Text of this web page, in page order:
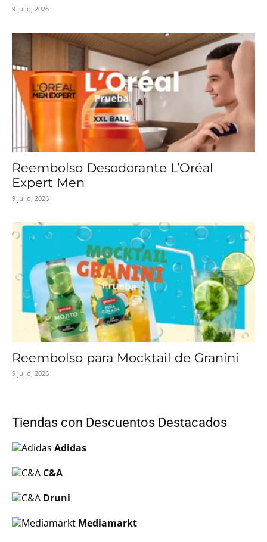
9 julio, 2026
Reembolso Desodorante L’Oréal
Expert Men
9 julio, 2026
Reembolso para Mocktail de Granini
9 julio, 2026
Tiendas con Descuentos Destacados
Adidas
C&A
Druni
Mediamarkt